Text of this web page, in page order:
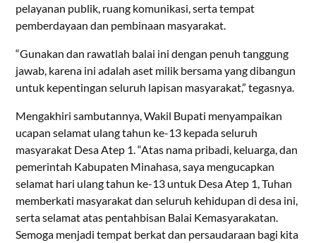
pelayanan publik, ruang komunikasi, serta tempat
pemberdayaan dan pembinaan masyarakat.
“Gunakan dan rawatlah balai ini dengan penuh tanggung
jawab, karena ini adalah aset milik bersama yang dibangun
untuk kepentingan seluruh lapisan masyarakat,” tegasnya.
Mengakhiri sambutannya, Wakil Bupati menyampaikan
ucapan selamat ulang tahun ke-13 kepada seluruh
masyarakat Desa Atep 1. “Atas nama pribadi, keluarga, dan
pemerintah Kabupaten Minahasa, saya mengucapkan
selamat hari ulang tahun ke-13 untuk Desa Atep 1, Tuhan
memberkati masyarakat dan seluruh kehidupan di desa ini,
serta selamat atas pentahbisan Balai Kemasyarakatan.
Semoga menjadi tempat berkat dan persaudaraan bagi kita